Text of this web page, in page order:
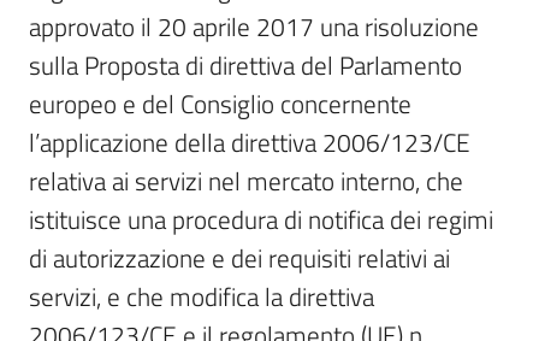
Per i cittadini
approvato il 20 aprile 2017 una risoluzione
sulla Proposta di direttiva del Parlamento
europeo e del Consiglio concernente
l’applicazione della direttiva 2006/123/CE
relativa ai servizi nel mercato interno, che
istituisce una procedura di notifica dei regimi
di autorizzazione e dei requisiti relativi ai
servizi, e che modifica la direttiva